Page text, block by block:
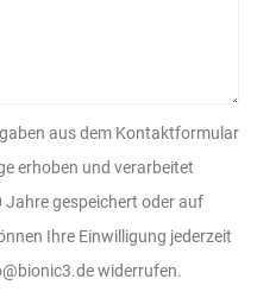
aus dem Kontaktformular
erhoben und verarbeitet
Jahre gespeichert oder auf
Ihre Einwilligung jederzeit
widerrufen.